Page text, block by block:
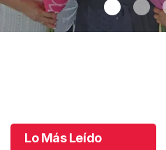
Lo Más Leído